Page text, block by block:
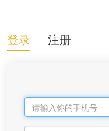
登录 注册